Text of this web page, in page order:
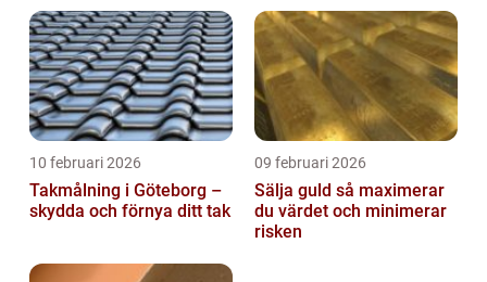
10 februari 2026
Takmålning i Göteborg –
skydda och förnya ditt tak
09 februari 2026
Sälja guld så maximerar
du värdet och minimerar
risken